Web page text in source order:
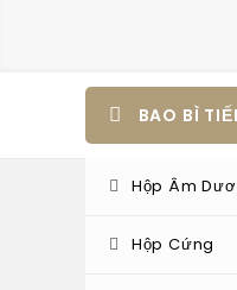
BAO BÌ
Hộp Âm
Hộp Cứng